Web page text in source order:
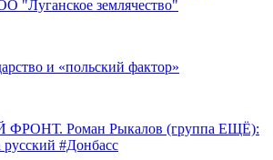
"Луганское землячество"
и «польский фактор»
Роман Рыкалов (группа ЕЩЁ):
русский #Донбасс